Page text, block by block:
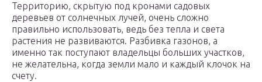
Территорию, скрытую под кронами садовых
деревьев от солнечных лучей, очень сложно
правильно использовать, ведь без тепла и света
растения не развиваются. Разбивка газонов, а
именно так поступают владельцы больших участков,
не желательна, когда земли мало и каждый клочок на
счету.